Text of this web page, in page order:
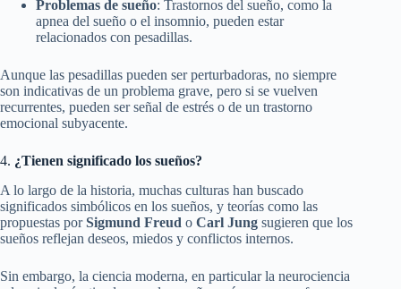
Problemas de sueño: Trastornos del sueño, como la
apnea del sueño o el insomnio, pueden estar
relacionados con pesadillas.
Aunque las pesadillas pueden ser perturbadoras, no siempre
son indicativas de un problema grave, pero si se vuelven
recurrentes, pueden ser señal de estrés o de un trastorno
emocional subyacente.
4. ¿Tienen significado los sueños?
A lo largo de la historia, muchas culturas han buscado
significados simbólicos en los sueños, y teorías como las
propuestas porSigmund Freud o Carl Jung sugieren que los
sueños reflejan deseos, miedos y conflictos internos.
Sin embargo, la ciencia moderna, en particular la neurociencia